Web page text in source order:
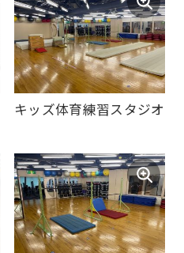
キッズ体育練習スタジオ
Sports
official
website
is
automatically
into
English.
Click
the